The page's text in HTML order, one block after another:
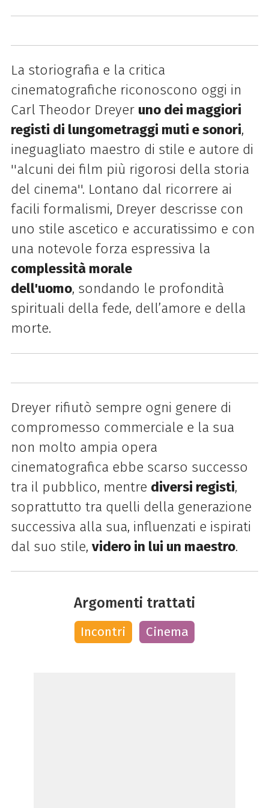
La storiografia e la critica
cinematografiche riconoscono oggi in
Carl Theodor Dreyer uno dei maggiori
registi di lungometraggi muti e sonori,
ineguagliato maestro di stile e autore di
''alcuni dei film più rigorosi della storia
del cinema''. Lontano dal ricorrere ai
facili formalismi, Dreyer descrisse con
uno stile ascetico e accuratissimo e con
una notevole forza espressiva la
complessità morale
dell'uomo, sondando le profondità
spirituali della fede, dell’amore e della
morte.
Dreyer rifiutò sempre ogni genere di
compromesso commerciale e la sua
non molto ampia opera
cinematografica ebbe scarso successo
tra il pubblico, mentre diversi registi,
soprattutto tra quelli della generazione
successiva alla sua, influenzati e ispirati
dal suo stile, videro in lui un maestro.
Argomenti trattati
Incontri Cinema